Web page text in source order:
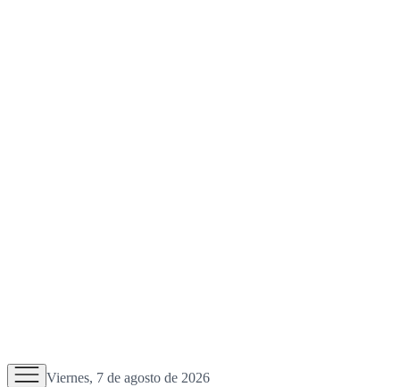
Viernes, 7 de agosto de 2026